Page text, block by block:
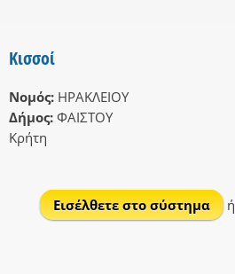
Κισσοί
Νομός: ΗΡΑΚΛΕΙΟΥ
Δήμος: ΦΑΙΣΤΟΥ
Κρήτη
Εισέλθετε στο σύστημα
ή